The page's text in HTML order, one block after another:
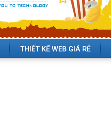
THIẾT KẾ WEB GIÁ RẺ